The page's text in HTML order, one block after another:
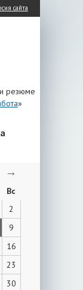
сайта
резюме
»
→
Вс
2
9
16
23
30